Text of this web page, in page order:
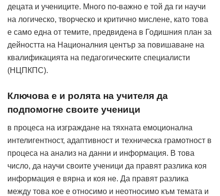
децата и учениците. Много по-важно е той да ги научи
на логическо, творческо и критично мислене, като това
е само една от темите, предвидена в Годишния план за
дейността на Националния център за повишаване на
квалификацията на педагогическите специалисти
(НЦПКПС).
Ключова е и ролята на учителя да
подпомогне своите ученици
в процеса на изграждане на тяхната емоционална
интелигентност, адаптивност и техническа грамотност в
процеса на анализ на данни и информация. В това
число, да научи своите ученици да правят разлика коя
информация е вярна и коя не. Да правят разлика
между това кое е относимо и неотносимо към темата и